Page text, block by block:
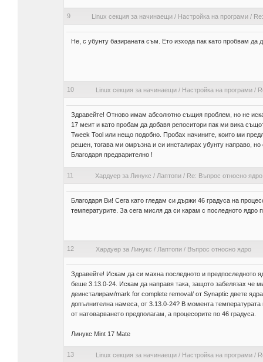
9 Linux секция за начинаещи/ Настройка на програми/
Не, с убунту базираната съм. Ето изхода пак като пробвам да
10 Linux секция за начинаещи/ Настройка на програми/
Здравейте! Отново имам абсолютно същия проблем, но не
17 меит и като пробам да добавя репоситори пак ми вика
Tweek Tool или нещо подобно. Пробах начините, които ми
решен, тогава ми омръзна и си инсталирах убунту направо,
Благодаря предварително !
11 Хардуер за Линукс / Лаптопи/ Re: Въпрос относно ядро
Благодаря Ви! Сега като гледам си държи 46 градуса на
температурите. За сега мисля да си карам с последното ядро
12 Хардуер за Линукс / Лаптопи/ Въпрос относно ядро
Здравейте! Искам да си махна последното и предпоследното
беше 3.13.0-24. Искам да направя така, защото забелязах че
деинсталирам/mark for complete removal/ от Synaptic двете
допълнителна намеса, от 3.13.0-24? В момента
от натоварването предполагам, а процесорите по 46 градуса.
Линукс Mint 17 Mate
13 Linux секция за начинаещи/ Настройка на програми/